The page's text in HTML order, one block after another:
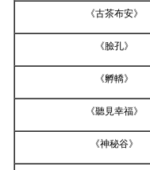
《古茶布安》
《臉孔》
《孵轎》
《聽見幸福》
《神秘谷》